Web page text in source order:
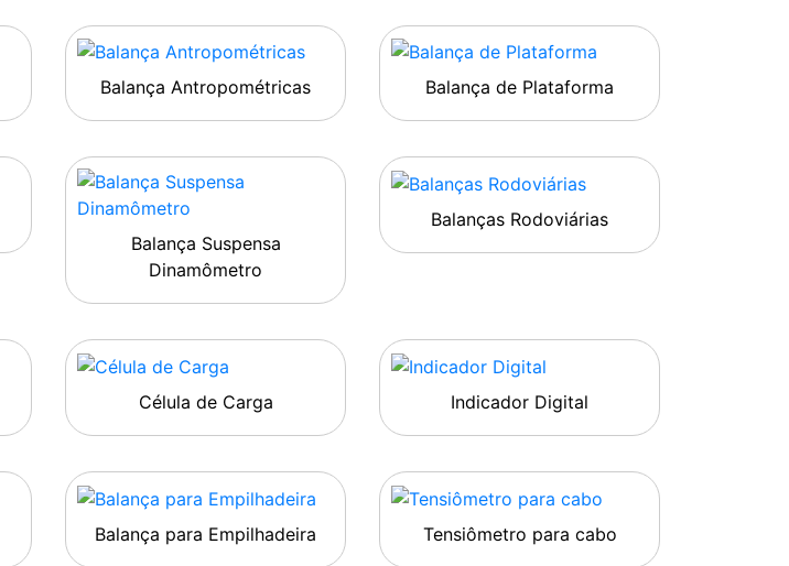
Balança Antropométricas Balança de Plataforma
Balança Suspensa
Dinamômetro
Balanças Rodoviárias
Célula de Carga Indicador Digital
Balança para Empilhadeira Tensiômetro para cabo